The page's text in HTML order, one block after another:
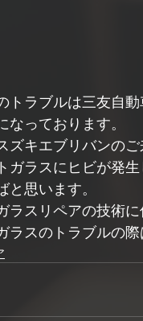
トラブルは三友自
なっております。
ズキエブリバンの
ガラスにヒビが発
と思います。
ラスリペアの技術に
ラスのトラブルの